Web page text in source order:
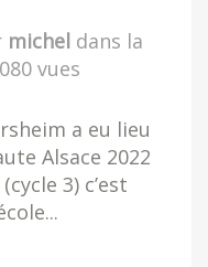
michel dans la
vues
a eu lieu
Alsace 2022
3) c’est